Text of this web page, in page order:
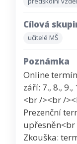
Cílová
učitelé MŠ
Poznámka
Online
září: 7., 8., 9.,
<br /><br /
Prezenční
Zkouška: